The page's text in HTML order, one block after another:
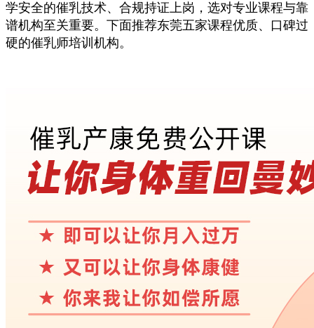
学安全的催乳技术、合规持证上岗，选对专业课程与靠
谱机构至关重要。下面推荐东莞五家课程优质、口碑过
硬的催乳师培训机构。